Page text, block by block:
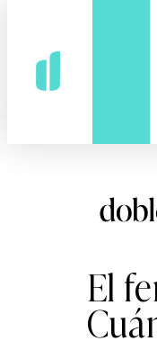
El